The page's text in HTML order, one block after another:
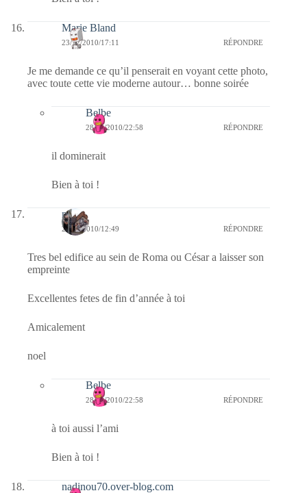
Marie Bland
23/12/2010/17:11 RÉPONDRE
Je me demande ce qu’il penserait en voyant cette photo,
avec toute cette vie moderne autour… bonne soirée
Belbe
28/12/2010/22:58 RÉPONDRE
il dominerait
Bien à toi !
noel
23/12/2010/12:49 RÉPONDRE
Tres bel edifice au sein de Roma ou César a laisser son
empreinte
Excellentes fetes de fin d’année à toi
Amicalement
noel
Belbe
28/12/2010/22:58 RÉPONDRE
à toi aussi l’ami
Bien à toi !
nadinou70.over-blog.com